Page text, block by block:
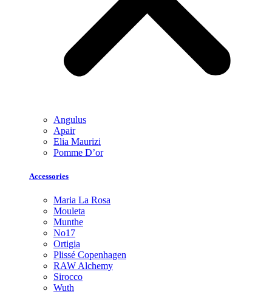
Angulus
Apair
Elia Maurizi
Pomme D’or
Accessories
Maria La Rosa
Mouleta
Munthe
No17
Ortigia
Plissé Copenhagen
RAW Alchemy
Sirocco
Wuth